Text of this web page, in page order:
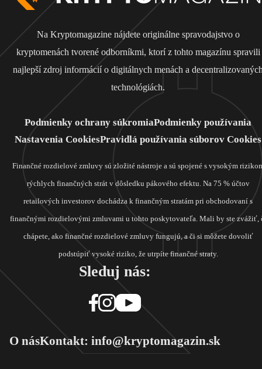
Na Kryptomagazine nájdete originálne spravodajstvo o
kryptomenách tvorené odborníkmi, ktorí z tohto magazínu spravili
najlepší zdroj informácií o digitálnych menách a
technológiách.
Podmienky ochrany súkromiaPodmienky používania
Nastavenia CookiesPravidlá používania súborov Cookies
Finančné rozdielové zmluvy sú zložité nástroje a sú spojené s vysokým
rýchlych finančných strát v dôsledku pákového efektu. Na 75 % účtov
retailových investorov dochádza k finančným stratám pri obchodovaní s
finančnými rozdielovými zmluvami u tohto poskytovateľa. Mali by ste zvážiť,
chápete, ako finančné rozdielové zmluvy fungujú, a či si môžete dovoliť
podstúpiť vysoké riziko, že utrpíte finančné straty.
Sleduj nás:
O násKontakt: info@kryptomagazin.sk